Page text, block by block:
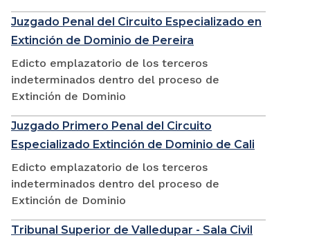
Juzgado Penal del Circuito Especializado en
Extinción de Dominio de Pereira
Edicto emplazatorio de los terceros
indeterminados dentro del proceso de
Extinción de Dominio
Juzgado Primero Penal del Circuito
Especializado Extinción de Dominio de Cali
Edicto emplazatorio de los terceros
indeterminados dentro del proceso de
Extinción de Dominio
Tribunal Superior de Valledupar - Sala Civil